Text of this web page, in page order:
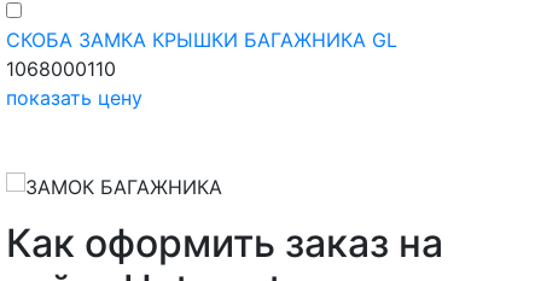
СКОБА ЗАМКА КРЫШКИ БАГАЖНИКА GL
1068000110
показать цену
Как оформить заказ на